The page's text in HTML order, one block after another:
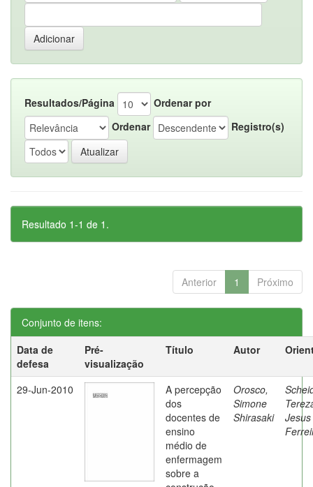
Resultados/Página
Ordenar por
Ordenar
Registro(s)
Resultado 1-1 de 1.
Anterior 1 Próximo
Conjunto de itens:
Data de
defesa
Pré-
visualização
Título Autor
29-Jun-2010
A percepção
dos
docentes de
ensino
médio de
enfermagem
sobre a
Orosco,
Simone
Shirasaki
Jesus